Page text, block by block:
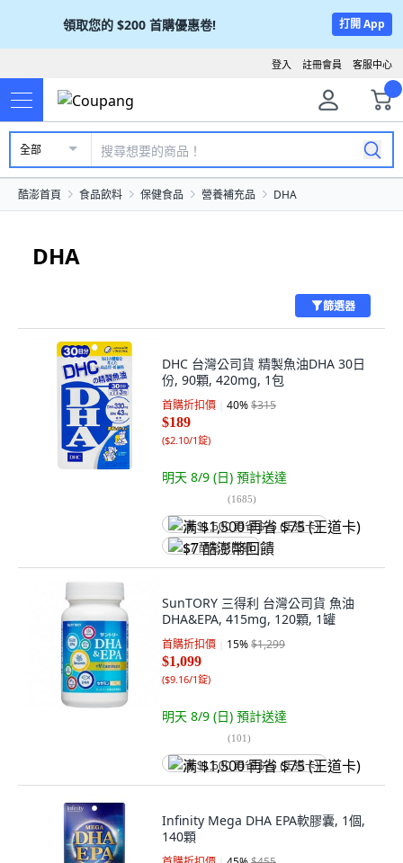
領取您的 $200 首購優惠卷! 打開 App
客服中心
註冊會員
登入
全部
酷澎首頁 食品飲料 保健食品 營養補充品 DHA
DHA
篩選器
DHC 台灣公司貨 精製魚油DHA 30日
份, 90顆, 420mg, 1包
首購折扣價 40%$315
$189
($2.10/1錠)
明天 8/9 (日) 預計送達
(1685)
满 $1,500 再省 $75 (王道卡)
$7 酷澎幣回饋
SunTORY 三得利 台灣公司貨 魚油
DHA&EPA, 415mg, 120顆, 1罐
首購折扣價 15%$1,299
$1,099
($9.16/1錠)
明天 8/9 (日) 預計送達
(101)
满 $1,500 再省 $75 (王道卡)
Infinity Mega DHA EPA軟膠囊, 1個,
140顆